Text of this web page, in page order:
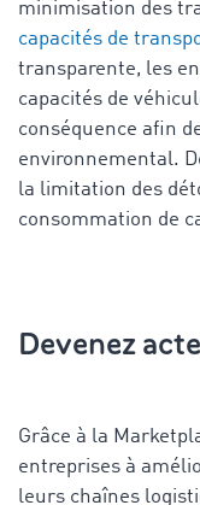
minimisation des
capacités de
transparente, les
capacités de
conséquence afin
environnemental.
la limitation des
consommation de
Devenez
Grâce à la
entreprises à
leurs chaînes